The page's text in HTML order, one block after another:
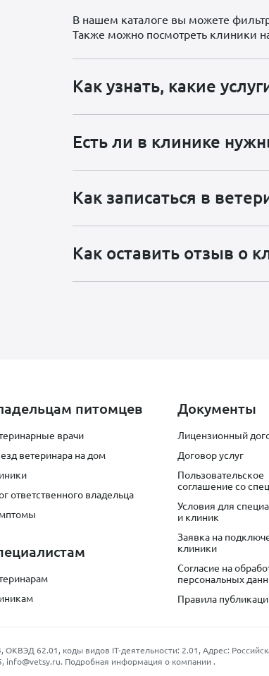
В нашем каталоге вы можете
Также можно посмотреть клиники
Как узнать, какие
Есть ли в клинике
Как записаться в
Как оставить отзыв о
питомцев
врачи
ветеринара на дом
ответственного владельца
Документы
Лицензионный
Договор услуг
Пользовательское
соглашение со
Условия для
и клиник
Заявка на
клиники
Согласие на
персональных
Правила
62.01, коды видов IT-деятельности: 2.01, Адрес:
, info@vetsy.ru. Подробная информация о компании.